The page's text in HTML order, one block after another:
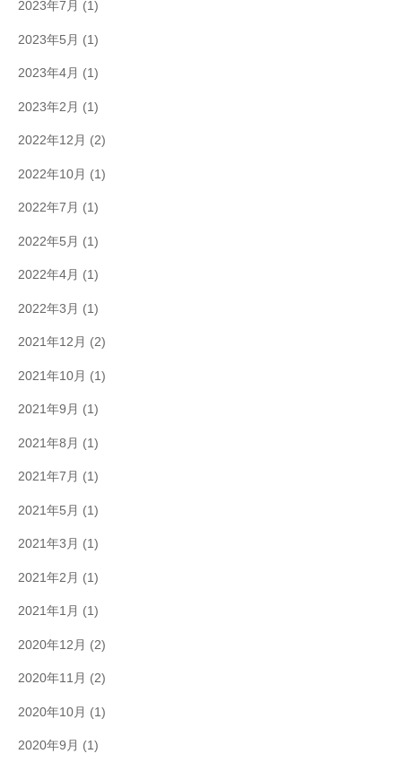
2023年7月 (1)
2023年5月 (1)
2023年4月 (1)
2023年2月 (1)
2022年12月 (2)
2022年10月 (1)
2022年7月 (1)
2022年5月 (1)
2022年4月 (1)
2022年3月 (1)
2021年12月 (2)
2021年10月 (1)
2021年9月 (1)
2021年8月 (1)
2021年7月 (1)
2021年5月 (1)
2021年3月 (1)
2021年2月 (1)
2021年1月 (1)
2020年12月 (2)
2020年11月 (2)
2020年10月 (1)
2020年9月 (1)